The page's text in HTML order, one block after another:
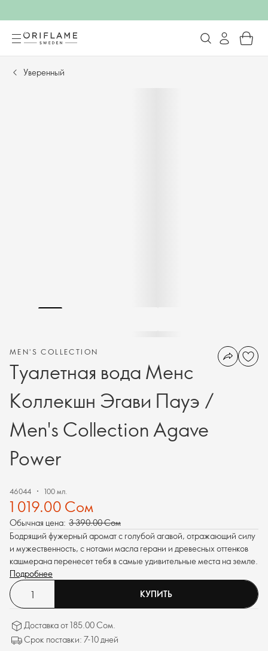
Уверенный
MEN'S COLLECTION
Туалетная вода Менс
Коллекшн Эгави Пауэ /
Men's Collection Agave
Power
46044 100 мл.
1 019.00 Сом
Обычная цена: 3 390.00 Сом
Бодрящий фужерный аромат с голубой агавой, отражающий силу
и мужественность, с нотами масла герани и древесных оттенков
кашмерана перенесет тебя в самые удивительные места на земле.
Подробнее
КУПИТЬ
Доставка от 185.00 Сом.
Срок поставки: 7-10 дней